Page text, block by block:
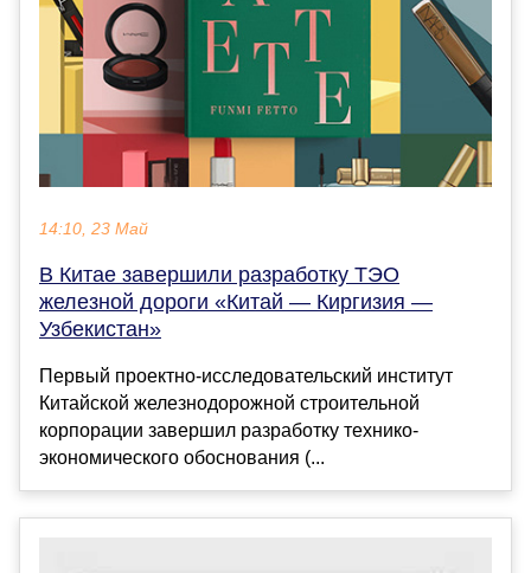
14:10, 23 Май
В Китае завершили разработку ТЭО
железной дороги «Китай — Киргизия —
Узбекистан»
Первый проектно-исследовательский институт
Китайской железнодорожной строительной
корпорации завершил разработку технико-
экономического обоснования (...